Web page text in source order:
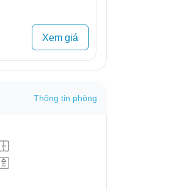
Xem giá
Thông tin phòng